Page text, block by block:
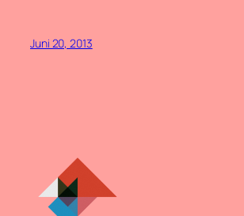
Juni 20, 2013